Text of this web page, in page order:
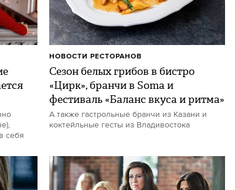
себя
Сезон белых грибов в бистро
«Цирк», бранчи в Soma и
фестиваль «Баланс вкуса и ритма»
А также гастрольные бранчи из Казани и
коктейльные гесты из Владивостока
НОВОСТИ РЕСТОРАНОВ